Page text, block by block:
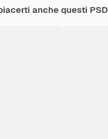
anche questi PSD